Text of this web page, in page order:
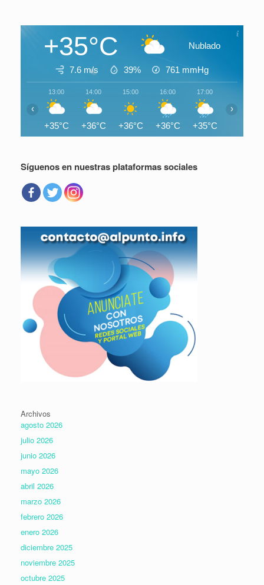
+35°C Nublado
7.6 m/s 39% 761 mmHg
13:00
+35°C
14:00
+36°C
15:00
+36°C
16:00
+36°C
17:00
+35°C
‹ ›
Síguenos en nuestras plataformas sociales
Archivos
agosto 2026
julio 2026
junio 2026
mayo 2026
abril 2026
marzo 2026
febrero 2026
enero 2026
diciembre 2025
noviembre 2025
octubre 2025